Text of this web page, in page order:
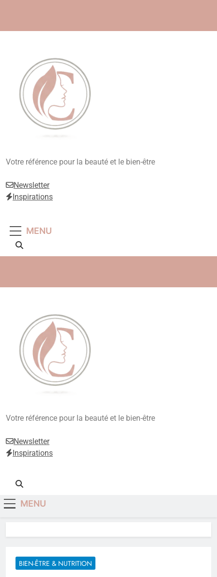
Beauté, Esthétique,
Anti-Âge
Votre référence pour la beauté et le bien-être
Newsletter
Inspirations
MENU
Beauté, Esthétique,
Anti-Âge
Votre référence pour la beauté et le bien-être
Newsletter
Inspirations
MENU
BIEN-ÊTRE & NUTRITION